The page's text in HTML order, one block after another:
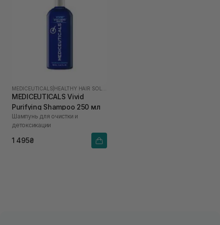
MEDICEUTICALS
MEDICEUTICALS Vivid
Purifying Shampoo 250 мл
Шампунь для очистки и
детоксикации
1 495₴